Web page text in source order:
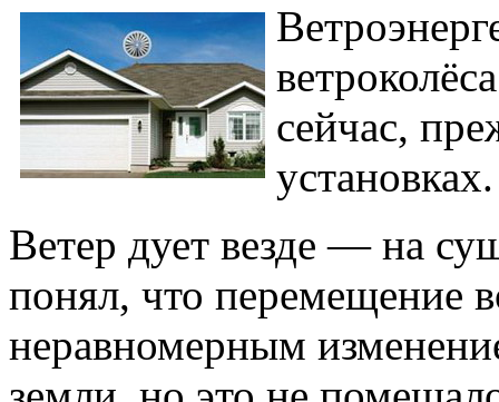
сейчас,
установках.
Ветер дует везде — на
понял, что перемещение
неравномерным